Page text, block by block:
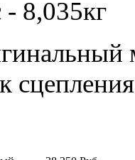
- 8,035кг